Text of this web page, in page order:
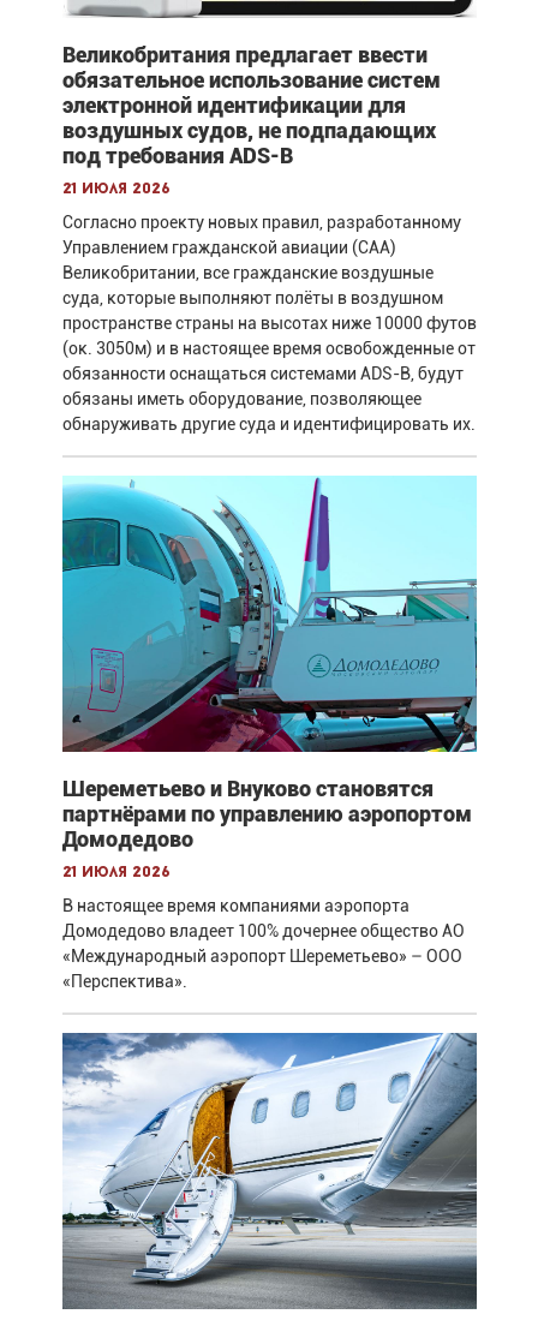
Великобритания предлагает ввести
обязательное использование систем
электронной идентификации для
воздушных судов, не подпадающих
под требования ADS-B
21 июля 2026
Согласно проекту новых правил, разработанному
Управлением гражданской авиации (CAA)
Великобритании, все гражданские воздушные
суда, которые выполняют полёты в воздушном
пространстве страны на высотах ниже 10000 футов
(ок. 3050м) и в настоящее время освобожденные от
обязанности оснащаться системами ADS-B, будут
обязаны иметь оборудование, позволяющее
обнаруживать другие суда и идентифицировать их.
Шереметьево и Внуково становятся
партнёрами по управлению аэропортом
Домодедово
21 июля 2026
В настоящее время компаниями аэропорта
Домодедово владеет 100% дочернее общество АО
«Международный аэропорт Шереметьево» – ООО
«Перспектива».